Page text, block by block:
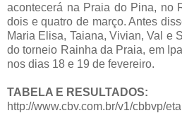
acontecerá na Praia do Pina, no
dois e quatro de março. Antes
Maria Elisa, Taiana, Vivian, Val e
do torneio Rainha da Praia, em
nos dias 18 e 19 de fevereiro.
TABELA E RESULTADOS:
http://www.cbv.com.br/v1/cbbvp/